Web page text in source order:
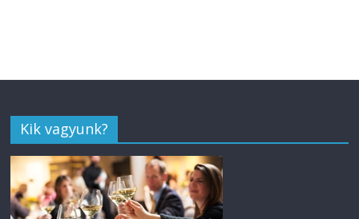
Kik vagyunk?